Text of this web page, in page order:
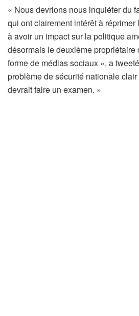
« Nous devrions nous inquiéter du
qui ont clairement intérêt à
à avoir un impact sur la politique
désormais le deuxième propriétaire
forme de médias sociaux », a
problème de sécurité nationale
devrait faire un examen. »